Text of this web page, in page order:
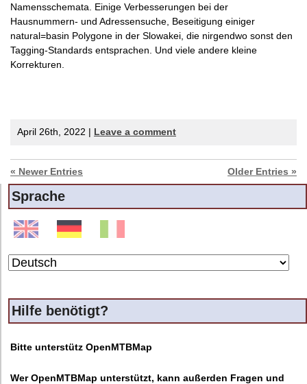
Namensschemata. Einige Verbesserungen bei der
Hausnummern- und Adressensuche, Beseitigung einiger
natural=basin Polygone in der Slowakei, die nirgendwo sonst den
Tagging-Standards entsprachen. Und viele andere kleine
Korrekturen.
April 26th, 2022 | Leave a comment
« Newer Entries Older Entries »
Sprache
Hilfe benötigt?
Bitte unterstütz OpenMTBMap
Wer OpenMTBMap unterstützt, kann außerden Fragen und